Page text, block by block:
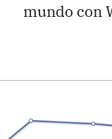
mundo con